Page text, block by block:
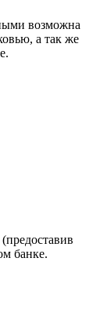
возможна
а так же
банке.